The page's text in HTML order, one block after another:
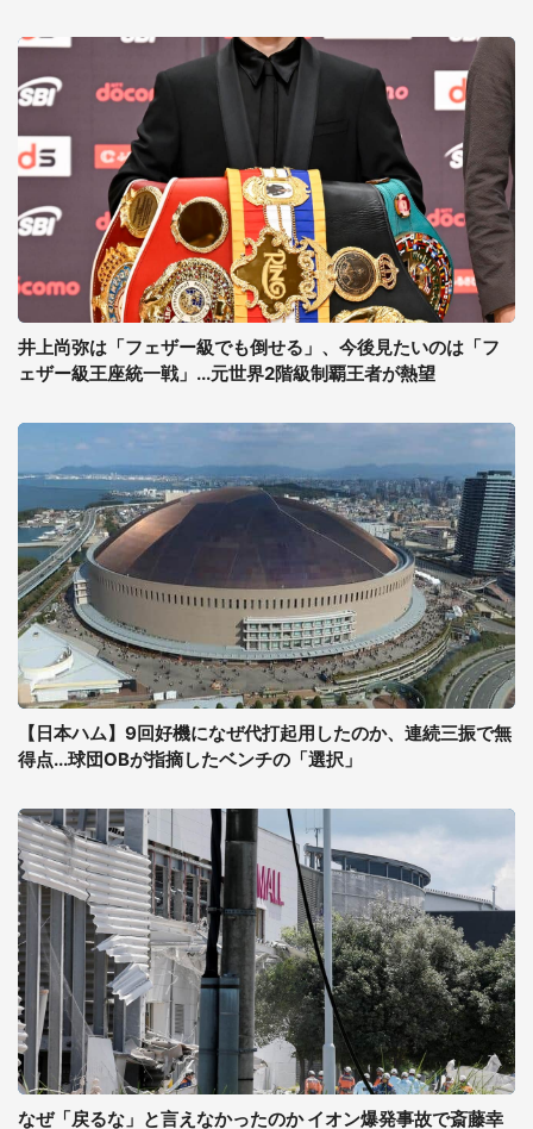
井上尚弥は「フェザー級でも倒せる」、今後見たいのは「フ
ェザー級王座統一戦」...元世界2階級制覇王者が熱望
【日本ハム】9回好機になぜ代打起用したのか、連続三振で無
得点...球団OBが指摘したベンチの「選択」
なぜ「戻るな」と言えなかったのか イオン爆発事故で斎藤幸